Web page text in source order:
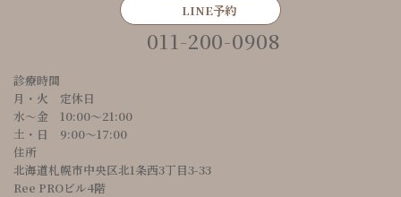
LINE予約
011-200-0908
診療時間
月・火 定休日
水～金 10:00〜21:00
土・日 9:00〜17:00
住所
北海道札幌市中央区北1条西3丁目3-33
Ree PROビル4階